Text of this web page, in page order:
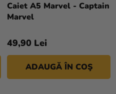
Caiet A5 Marvel - Captain
Marvel
49,90 Lei
ADAUGĂ ÎN COŞ